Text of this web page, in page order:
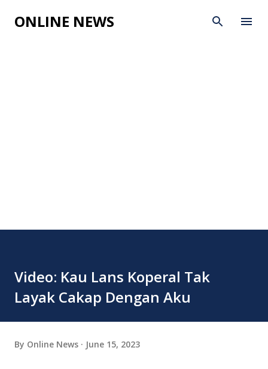
Skip to main content
ONLINE NEWS
Video: Kau Lans Koperal Tak
Layak Cakap Dengan Aku
By Online News June 15, 2023